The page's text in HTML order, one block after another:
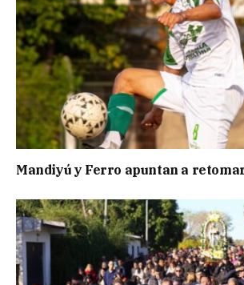
Mandiyú y Ferro apuntan a